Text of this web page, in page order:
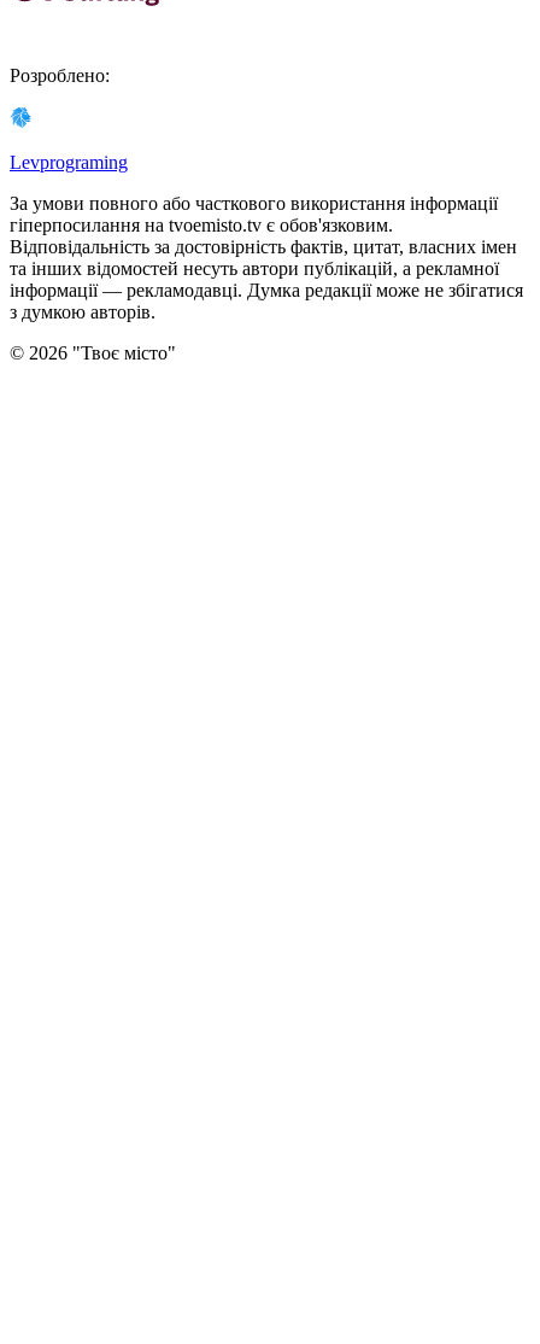
Розроблено:
Levprograming
За умови повного або часткового використання iнформацiї
гіперпосилання на tvoemisto.tv є обов'язковим.
Відповідальність за достовірність фактів, цитат, власних імен
та інших відомостей несуть автори публікацій, а рекламної
інформації — рекламодавці. Думка редакцiї може не збiгатися
з думкою авторiв.
© 2026 "Твоє місто"